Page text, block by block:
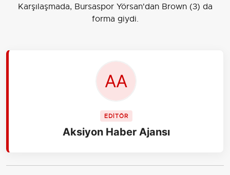
Karşılaşmada, Bursaspor Yörsan'dan Brown (3) da
forma giydi.
EDİTÖR
Aksiyon Haber Ajansı